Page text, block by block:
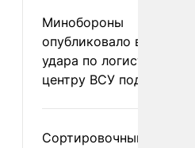
Минобороны
опубликовало видео
удара по
центру ВСУ под Киевом
Сортировочный пункт